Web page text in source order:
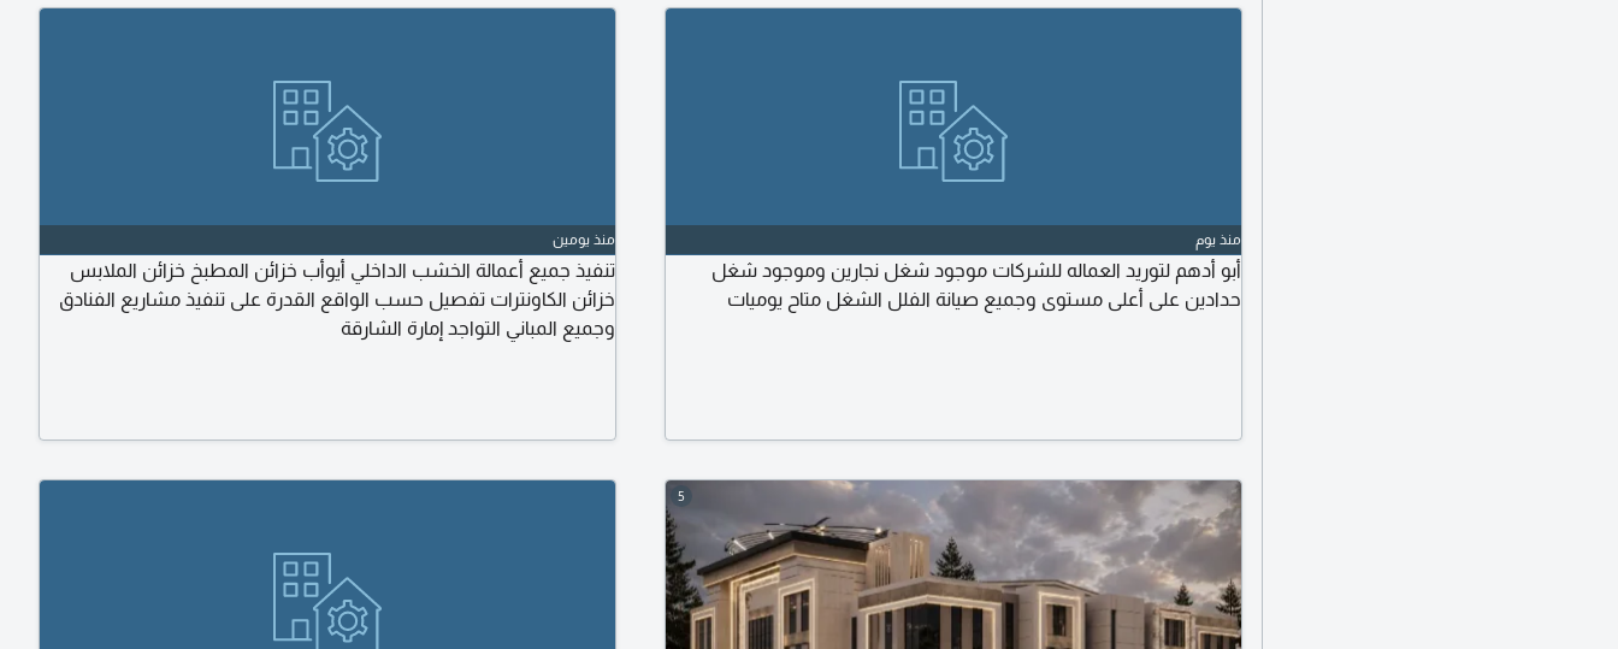
منذ يوم
أبو أدهم لتوريد العماله للشركات موجود شغل نجارين وموجود شغل
حدادين على أعلى مستوى وجميع صيانة الفلل الشغل متاح يوميات
منذ يومين
تنفيذ جميع أعمالة الخشب الداخلي أيوأب خزائن المطبخ خزائن الملابس
خزائن الكاونترات تفصيل حسب الواقع القدرة على تنفيذ مشاريع الفنادق
وجميع المباني التواجد إمارة الشارقة
5